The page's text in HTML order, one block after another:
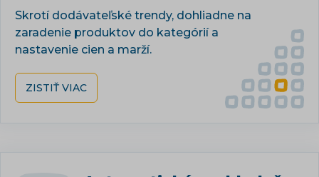
Skrotí dodávateľské trendy, dohliadne na
zaradenie produktov do kategórií a
nastavenie cien a marží.
ZISTIŤ VIAC